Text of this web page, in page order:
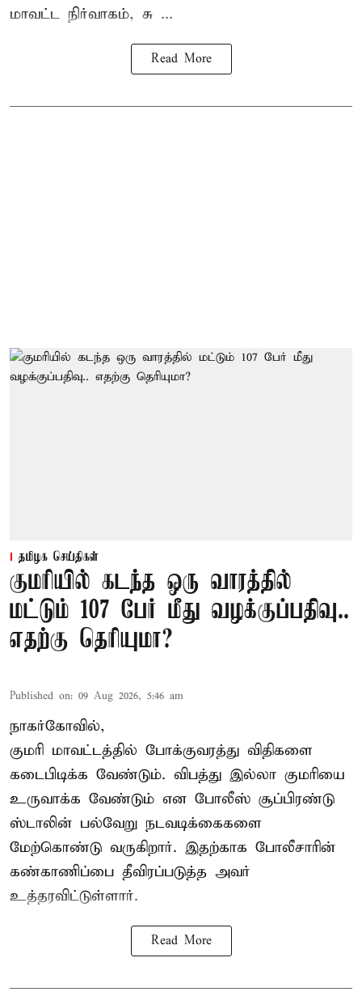
மாவட்ட நிர்வாகம், சு ...
Read More
தமிழக செய்திகள்
குமரியில் கடந்த ஒரு வாரத்தில்
மட்டும் 107 பேர் மீது வழக்குப்பதிவு..
எதற்கு தெரியுமா?
Published on: 09 Aug 2026, 5:46 am
நாகர்கோவில்,
குமரி மாவட்டத்தில் போக்குவரத்து விதிகளை
கடைபிடிக்க வேண்டும். விபத்து இல்லா குமரியை
உருவாக்க வேண்டும் என போலீஸ் சூப்பிரண்டு
ஸ்டாலின் பல்வேறு நடவடிக்கைகளை
மேற்கொண்டு வருகிறார். இதற்காக போலீசாரின்
கண்காணிப்பை தீவிரப்படுத்த அவர்
உத்தரவிட்டுள்ளார்.
Read More